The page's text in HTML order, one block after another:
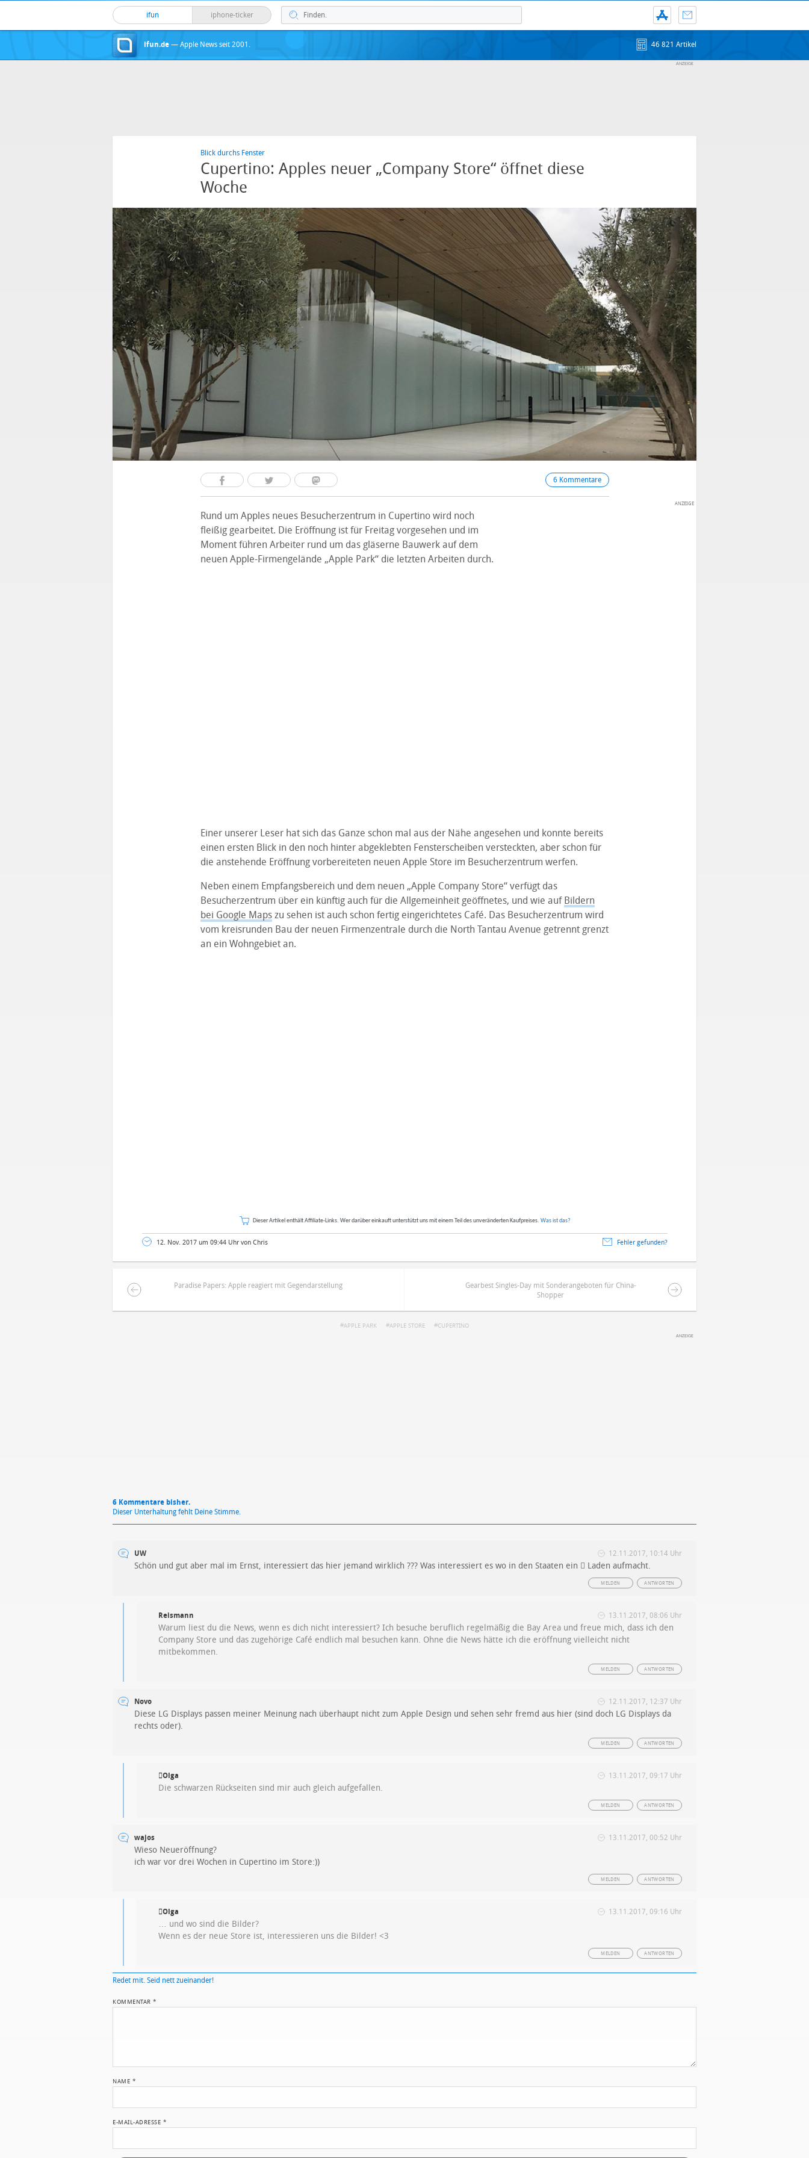
ifun iphone-ticker
ifun.de — Apple News seit 2001. 46 821 Artikel
Blick durchs Fenster
Cupertino: Apples neuer „Company Store“ öffnet diese
Woche
6 Kommentare
Rund um Apples neues Besucherzentrum in Cupertino wird noch
fleißig gearbeitet. Die Eröffnung ist für Freitag vorgesehen und im
Moment führen Arbeiter rund um das gläserne Bauwerk auf dem
neuen Apple-Firmengelände „Apple Park“ die letzten Arbeiten durch.
Einer unserer Leser hat sich das Ganze schon mal aus der Nähe angesehen und konnte bereits
einen ersten Blick in den noch hinter abgeklebten Fensterscheiben versteckten, aber schon für
die anstehende Eröffnung vorbereiteten neuen Apple Store im Besucherzentrum werfen.
Neben einem Empfangsbereich und dem neuen „Apple Company Store“ verfügt das
Besucherzentrum über ein künftig auch für die Allgemeinheit geöffnetes, und wie auf Bildern
bei Google Mapszu sehen ist auch schon fertig eingerichtetes Café. Das Besucherzentrum wird
vom kreisrunden Bau der neuen Firmenzentrale durch die North Tantau Avenue getrennt grenzt
an ein Wohngebiet an.
Dieser Artikel enthält Affiliate-Links. Wer darüber einkauft unterstützt uns mit einem Teil des unveränderten Kaufpreises. Was ist das?
12. Nov. 2017 um 09:44 Uhr von Chris Fehler gefunden?
Paradise Papers: Apple reagiert mit Gegendarstellung
Gearbest Singles-Day mit Sonderangeboten für China-
Shopper
APPLE PARK APPLE STORE CUPERTINO
6 Kommentare bisher.
Dieser Unterhaltung fehlt Deine Stimme.
UW 12.11.2017, 10:14 Uhr
Schön und gut aber mal im Ernst, interessiert das hier jemand wirklich ??? Was interessiert es wo in den Staaten ein  Laden aufmacht.
ANTWORTEN
MELDEN
Reismann 13.11.2017, 08:06 Uhr
Warum liest du die News, wenn es dich nicht interessiert? Ich besuche beruflich regelmäßig die Bay Area und freue mich, dass ich den
Company Store und das zugehörige Café endlich mal besuchen kann. Ohne die News hätte ich die eröffnung vielleicht nicht
mitbekommen.
ANTWORTEN
MELDEN
Novo 12.11.2017, 12:37 Uhr
Diese LG Displays passen meiner Meinung nach überhaupt nicht zum Apple Design und sehen sehr fremd aus hier (sind doch LG Displays da
rechts oder).
ANTWORTEN
MELDEN
Olga 13.11.2017, 09:17 Uhr
Die schwarzen Rückseiten sind mir auch gleich aufgefallen.
ANTWORTEN
MELDEN
wajos 13.11.2017, 00:52 Uhr
Wieso Neueröffnung?
ich war vor drei Wochen in Cupertino im Store:))
ANTWORTEN
MELDEN
Olga 13.11.2017, 09:16 Uhr
… und wo sind die Bilder?
Wenn es der neue Store ist, interessieren uns die Bilder! <3
ANTWORTEN
MELDEN
Redet mit. Seid nett zueinander!
KOMMENTAR *
NAME *
E-MAIL-ADRESSE *